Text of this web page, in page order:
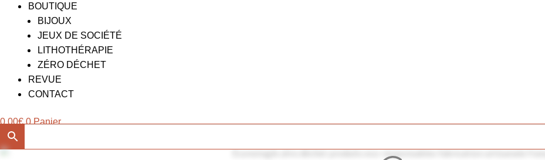
BOUTIQUE
BIJOUX
JEUX DE SOCIÉTÉ
LITHOTHÉRAPIE
ZÉRO DÉCHET
REVUE
CONTACT
0.00€ 0 Panier